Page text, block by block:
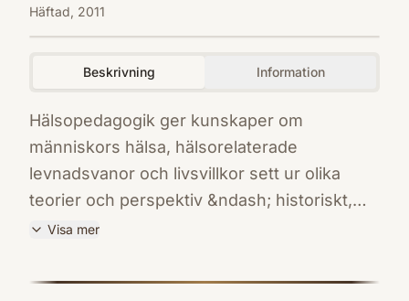
Häftad, 2011
Beskrivning Information
Hälsopedagogik ger kunskaper om
människors hälsa, hälsorelaterade
levnadsvanor och livsvillkor sett ur olika
teorier och perspektiv &ndash; historiskt,
internationellt, socialt och kulturellt samt
människors hälsa på individ-, grupp- och
Visa mer
9789152309230